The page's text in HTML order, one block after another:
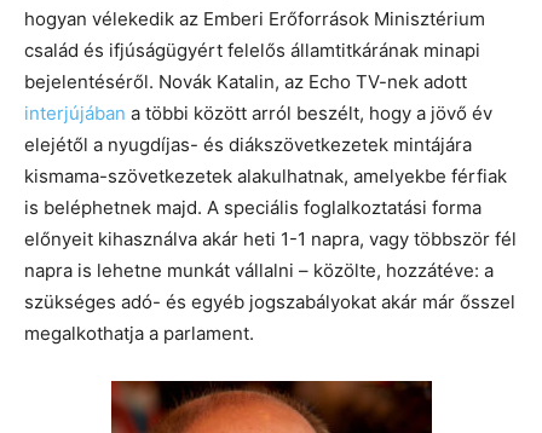
hogyan vélekedik az Emberi Erőforrások Minisztérium
család és ifjúságügyért felelős államtitkárának minapi
bejelentéséről. Novák Katalin, az Echo TV-nek adott
interjújában a többi között arról beszélt, hogy a jövő év
elejétől a nyugdíjas- és diákszövetkezetek mintájára
kismama-szövetkezetek alakulhatnak, amelyekbe férfiak
is beléphetnek majd. A speciális foglalkoztatási forma
előnyeit kihasználva akár heti 1-1 napra, vagy többször fél
napra is lehetne munkát vállalni – közölte, hozzátéve: a
szükséges adó- és egyéb jogszabályokat akár már ősszel
megalkothatja a parlament.